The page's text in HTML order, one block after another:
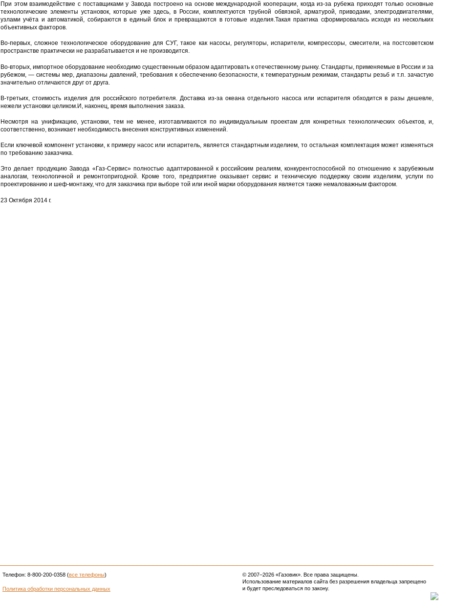
При этом взаимодействие с поставщиками у Завода построено на основе международной кооперации, когда из-за рубежа приходят только основные
технологические элементы установок, которые уже здесь, в России, комплектуются трубной обвязкой, арматурой, приводами, электродвигателями,
узлами учёта и автоматикой, собираются в единый блок и превращаются в готовые изделия.Такая практика сформировалась исходя из нескольких
объективных факторов.
Во-первых, сложное технологическое оборудование для СУГ, такое как насосы, регуляторы, испарители, компрессоры, смесители, на постсоветском
пространстве практически не разрабатывается и не производится.
Во-вторых, импортное оборудование необходимо существенным образом адаптировать к отечественному рынку. Стандарты, применяемые в России и за
рубежом, — системы мер, диапазоны давлений, требования к обеспечению безопасности, к температурным режимам, стандарты резьб и т.п. зачастую
значительно отличаются друг от друга.
В-третьих, стоимость изделия для российского потребителя. Доставка из-за океана отдельного насоса или испарителя обходится в разы дешевле,
нежели установки целиком.И, наконец, время выполнения заказа.
Несмотря на унификацию, установки, тем не менее, изготавливаются по индивидуальным проектам для конкретных технологических объектов, и,
соответственно, возникает необходимость внесения конструктивных изменений.
Если ключевой компонент установки, к примеру насос или испаритель, является стандартным изделием, то остальная комплектация может изменяться
по требованию заказчика.
Это делает продукцию Завода «Газ-Сервис» полностью адаптированной к российским реалиям, конкурентоспособной по отношению к зарубежным
аналогам, технологичной и ремонтопригодной. Кроме того, предприятие оказывает сервис и техническую поддержку своим изделиям, услуги по
проектированию и шеф-монтажу, что для заказчика при выборе той или иной марки оборудования является также немаловажным фактором.
23 Октября 2014 г.
Телефон: 8-800-200-0358 (все телефоны)
Политика обработки персональных данных
© 2007–2026 «Газовик». Все права защищены.
Использование материалов сайта без разрешения владельца запрещено
и будет преследоваться по закону.